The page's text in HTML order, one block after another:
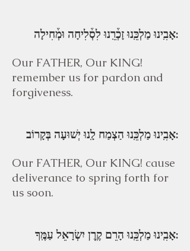
אָבִֽינוּ מַלְכֵּֽנוּ זָכְ֒רֵֽנוּ לִסְ֒לִיחָה וּמְ֒חִילָה:
Our FATHER, Our KING!
remember us for pardon and
forgiveness.
אָבִֽינוּ מַלְכֵּֽנוּ הַצְמַח לָֽנוּ יְשׁוּעָה בְּקָרוֹב:
Our FATHER, Our KING! cause
deliverance to spring forth for
us soon.
אָבִֽינוּ מַלְכֵּֽנוּ הָרֵם קֶֽרֶן יִשְׂרָאֵל עַמֶּֽךָ: